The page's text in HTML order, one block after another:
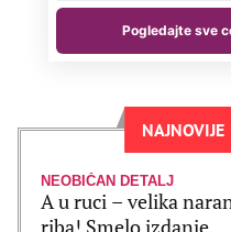
NAJNOVIJE
NEOBIČAN DETALJ
A u ruci – velika
riba! Smelo izdanje